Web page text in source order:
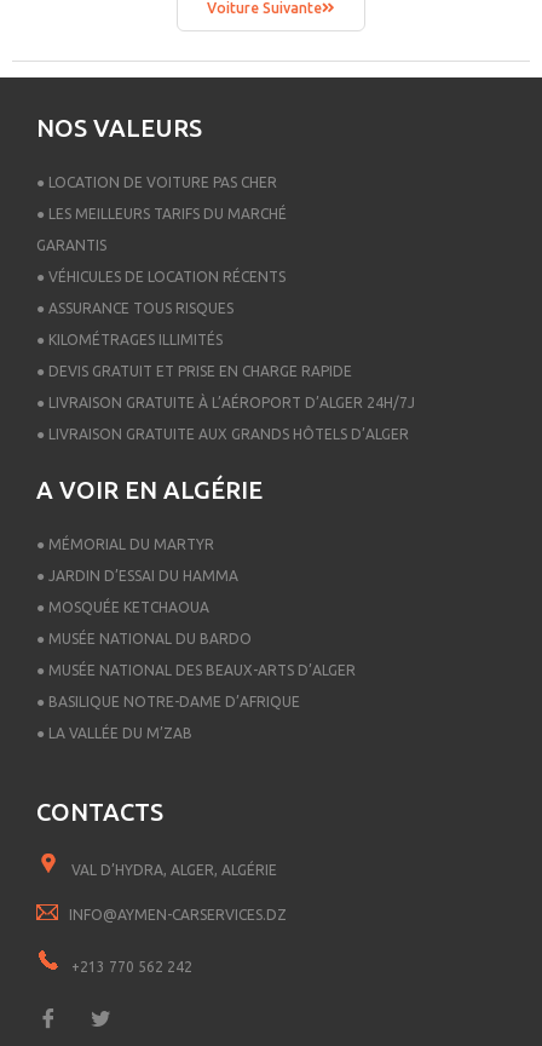
Voiture Suivante
NOS VALEURS
● LOCATION DE VOITURE PAS CHER
● LES MEILLEURS TARIFS DU MARCHÉ
GARANTIS
● VÉHICULES DE LOCATION RÉCENTS
● ASSURANCE TOUS RISQUES
● KILOMÉTRAGES ILLIMITÉS
● DEVIS GRATUIT ET PRISE EN CHARGE RAPIDE
● LIVRAISON GRATUITE À L’AÉROPORT D’ALGER 24H/7J
● LIVRAISON GRATUITE AUX GRANDS HÔTELS D’ALGER
A VOIR EN ALGÉRIE
● MÉMORIAL DU MARTYR
● JARDIN D’ESSAI DU HAMMA
● MOSQUÉE KETCHAOUA
● MUSÉE NATIONAL DU BARDO
● MUSÉE NATIONAL DES BEAUX-ARTS D’ALGER
● BASILIQUE NOTRE-DAME D’AFRIQUE
● LA VALLÉE DU M’ZAB
CONTACTS
VAL D’HYDRA, ALGER, ALGÉRIE
INFO@AYMEN-CARSERVICES.DZ
+213 770 562 242